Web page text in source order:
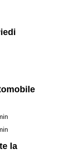
la